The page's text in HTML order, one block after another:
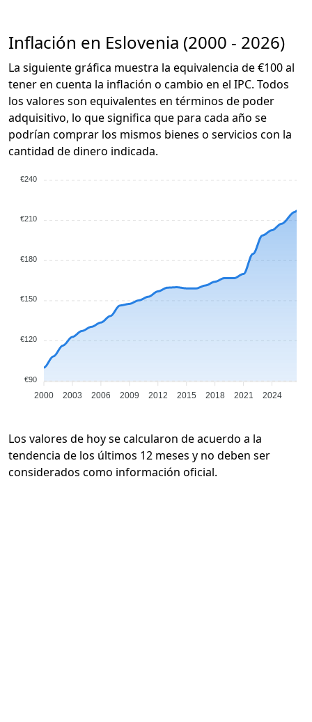
Inflación en Eslovenia (2000 - 2026)
La siguiente gráfica muestra la equivalencia de €100 al
tener en cuenta la inflación o cambio en el IPC. Todos
los valores son equivalentes en términos de poder
adquisitivo, lo que significa que para cada año se
podrían comprar los mismos bienes o servicios con la
cantidad de dinero indicada.
€240
€210
€180
€150
€120
€90
2000 2003 2006 2009 2012 2015 2018 2021 2024
Los valores de hoy se calcularon de acuerdo a la
tendencia de los últimos 12 meses y no deben ser
considerados como información oficial.